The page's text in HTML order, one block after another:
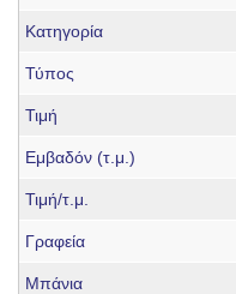
Κατηγορία
Τύπος
Τιμή
Εμβαδόν (τ.μ.)
Τιμή/τ.μ.
Γραφεία
Μπάνια